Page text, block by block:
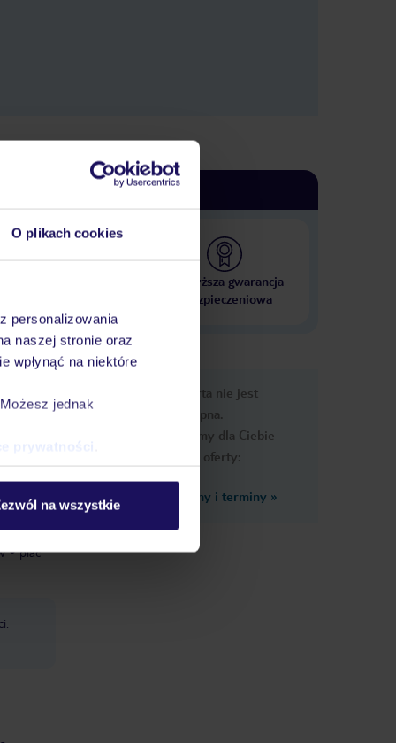
O plikach cookies
personalizowania
naszej stronie oraz
wpłynąć na niektóre
jednak
prywatności
na wszystkie
Najwyższa gwarancja
ubezpieczeniowa
plac
Ups, ta oferta nie jest
dostępna.
Przygotowaliśmy dla Ciebie
podobne oferty:
Zobacz inne ceny i terminy »